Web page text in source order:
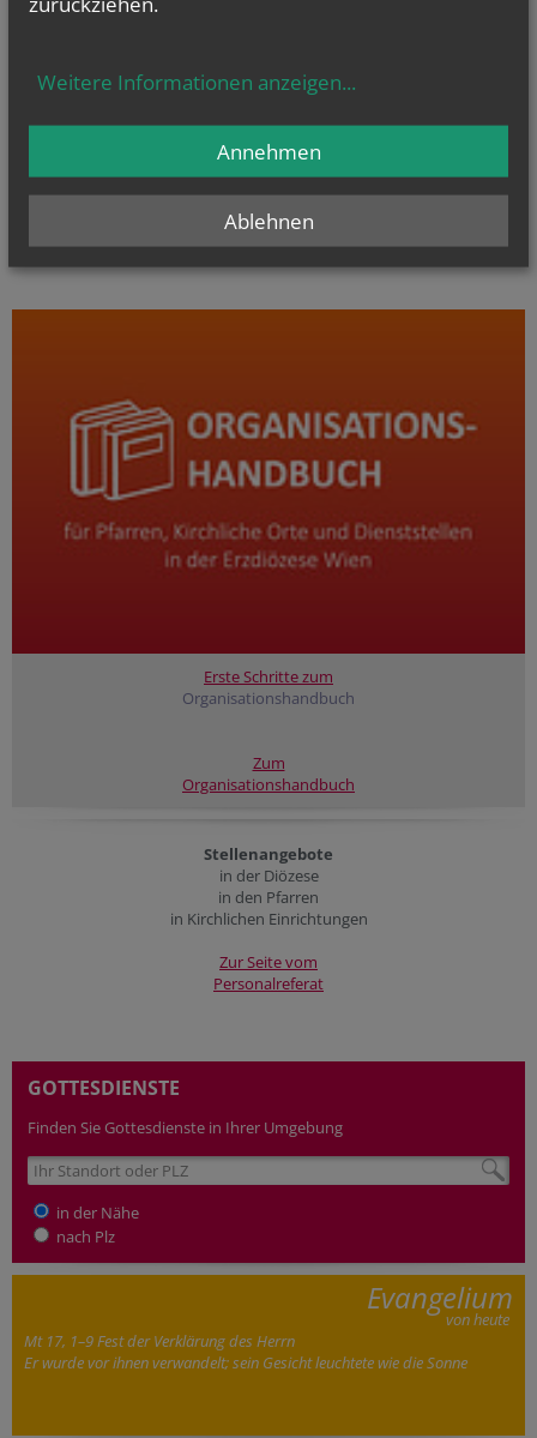
Erste Schritte zum
Organisationshandbuch
Zum
Organisationshandbuch
Stellenangebote
in der Diözese
in den Pfarren
in Kirchlichen Einrichtungen
Zur Seite vom
Personalreferat
GOTTESDIENSTE
Finden Sie Gottesdienste in Ihrer Umgebung
in der Nähe
nach Plz
Evangelium
von heute
Mt 17, 1–9 Fest der Verklärung des Herrn
Er wurde vor ihnen verwandelt; sein Gesicht leuchtete wie die Sonne
Weitere Informationen anzeigen...
Ablehnen
Annehmen